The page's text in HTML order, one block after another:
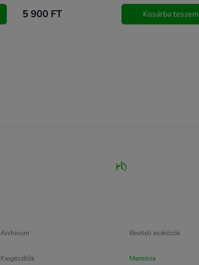
5 900 FT Kosárba teszem
Archívum Beviteli eszközök
Kiegészítők Memória